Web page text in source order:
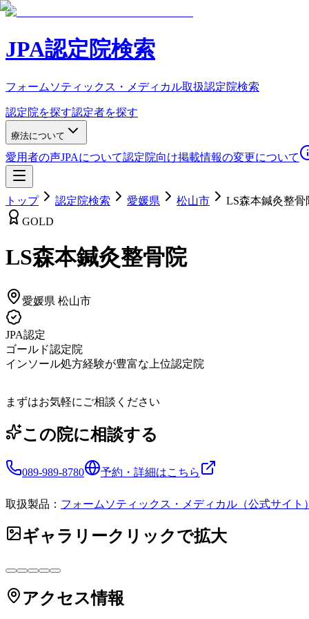
JPA認定院検索
フォームソティックス・メディカル取扱認定院検索
認定院を探す認定者を探す
療法について
愛用者の声JPAについて認定院向け掲載情報の変更について
トップ 認定院検索 愛媛県 松山市
LS森本鍼灸整骨
GOLD
LS森本鍼灸整骨院
愛媛県 松山市
JPA認定
ゴールド認定院
インソール処方経験が豊富な上位認定院
まずはお気軽にご相談ください
この院に相談する
089-989-8780 予約・詳細はこちら
取扱製品： フォームソティックス・メディカル（公式サイト
ギャラリークリックで拡大
アクセス情報